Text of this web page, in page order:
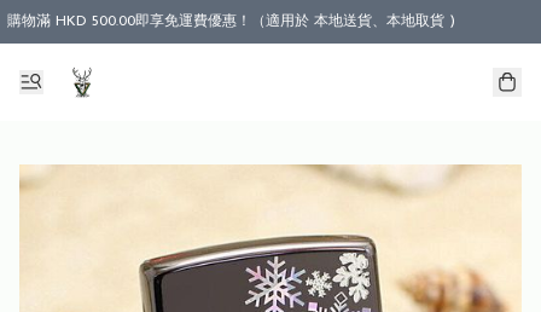
購物滿 HKD 500.00即享免運費優惠！（適用於 本地送貨、本地取貨 )